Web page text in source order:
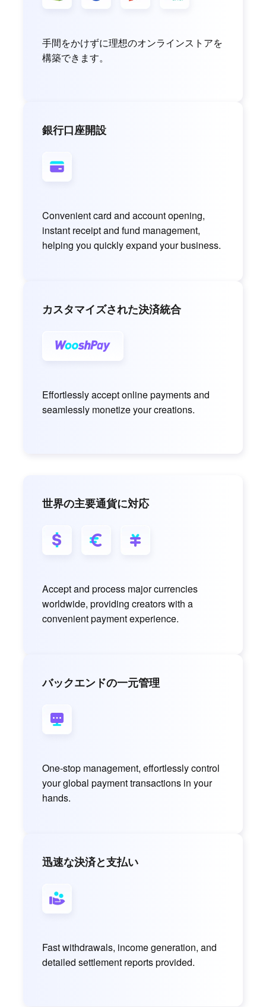
手間をかけずに理想のオンラインストアを
構築できます。
銀行口座開設
Convenient card and account opening,
instant receipt and fund management,
helping you quickly expand your business.
カスタマイズされた決済統合
Effortlessly accept online payments and
seamlessly monetize your creations.
世界の主要通貨に対応
Accept and process major currencies
worldwide, providing creators with a
convenient payment experience.
バックエンドの一元管理
One-stop management, effortlessly control
your global payment transactions in your
hands.
迅速な決済と支払い
Fast withdrawals, income generation, and
detailed settlement reports provided.